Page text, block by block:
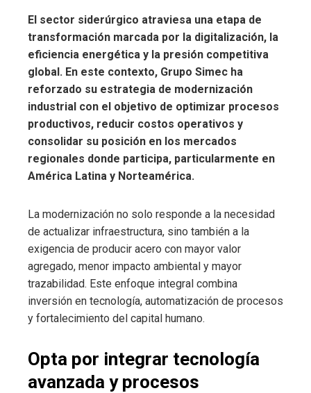
El sector siderúrgico atraviesa una etapa de
transformación marcada por la digitalización, la
eficiencia energética y la presión competitiva
global. En este contexto, Grupo Simec ha
reforzado su estrategia de modernización
industrial con el objetivo de optimizar procesos
productivos, reducir costos operativos y
consolidar su posición en los mercados
regionales donde participa, particularmente en
América Latina y Norteamérica.
La modernización no solo responde a la necesidad
de actualizar infraestructura, sino también a la
exigencia de producir acero con mayor valor
agregado, menor impacto ambiental y mayor
trazabilidad. Este enfoque integral combina
inversión en tecnología, automatización de procesos
y fortalecimiento del capital humano.
Opta por integrar tecnología
avanzada y procesos